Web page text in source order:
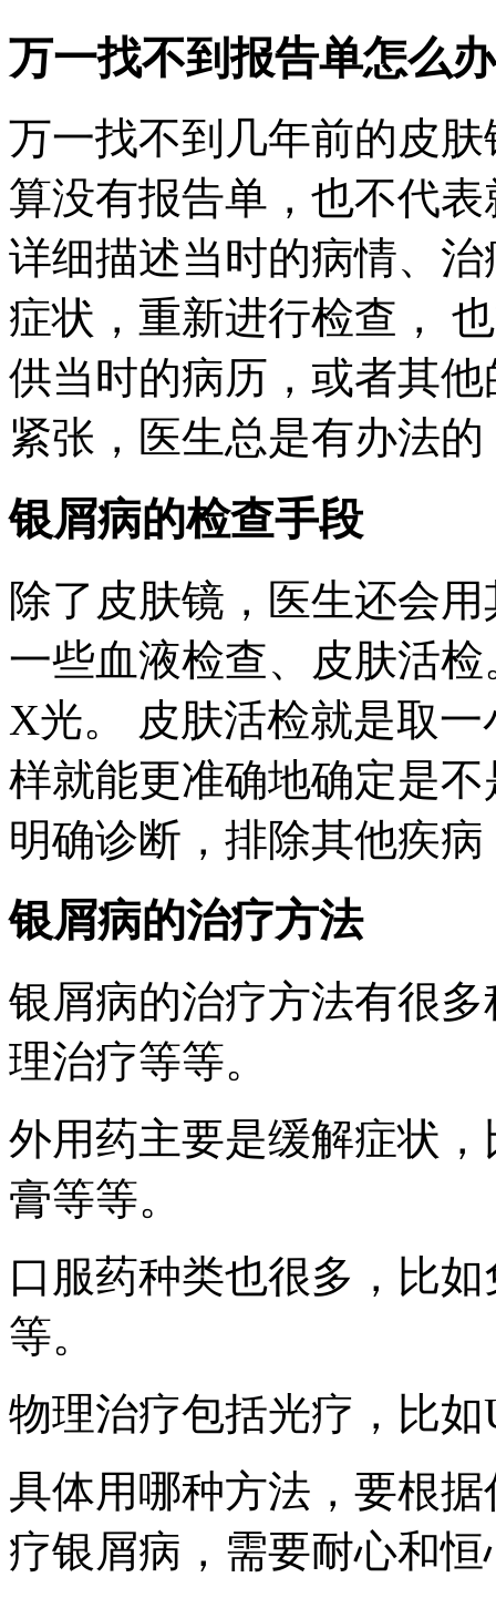
万一找不到报告单怎么
万一找不到几年前的皮
算没有报告单，也不代
详细描述当时的病情、
症状，重新进行检查，
供当时的病历，或者其
紧张，医生总是有办法的
银屑病的检查手段
除了皮肤镜，医生还会
一些血液检查、皮肤活
X光。 皮肤活检就是取
样就能更准确地确定是
明确诊断，排除其他疾
银屑病的治疗方法
银屑病的治疗方法有很
理治疗等等。
外用药主要是缓解症状
膏等等。
口服药种类也很多，比
等。
物理治疗包括光疗，比
具体用哪种方法，要根
疗银屑病，需要耐心和